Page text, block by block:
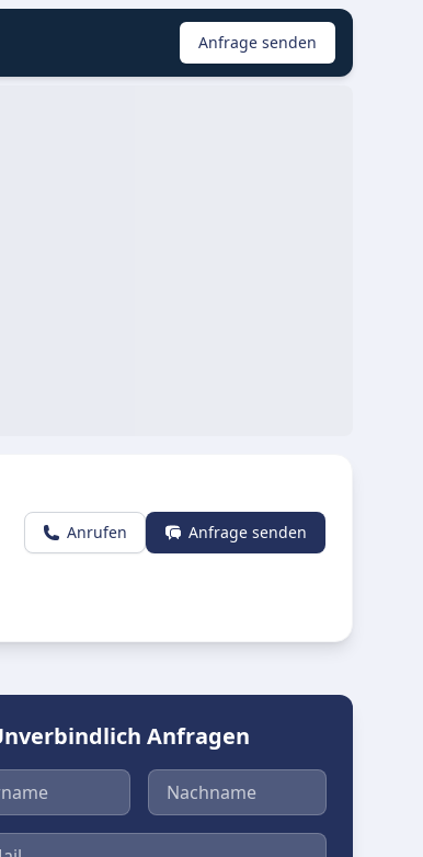
Anfrage senden
Anrufen Anfrage senden
Anfragen
Nachname